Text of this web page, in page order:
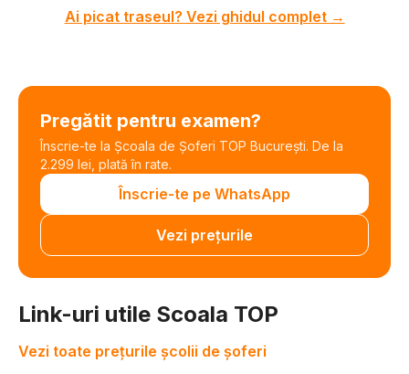
Ai picat traseul? Vezi ghidul complet →
Pregătit pentru examen?
Înscrie-te la Școala de Șoferi TOP București. De la
2.299 lei, plată în rate.
Înscrie-te pe WhatsApp
Vezi prețurile
Link-uri utile Scoala TOP
Vezi toate prețurile școlii de șoferi